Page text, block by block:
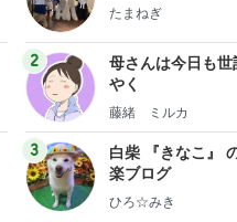
たまねぎ
2
母さんは今日も世
やく
藤緒 ミルカ
3
白柴 『きなこ』
楽ブログ
ひろ☆みき